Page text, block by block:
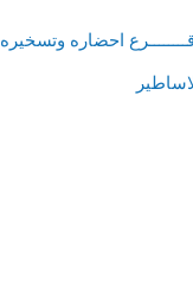
احضاره وتسخيره